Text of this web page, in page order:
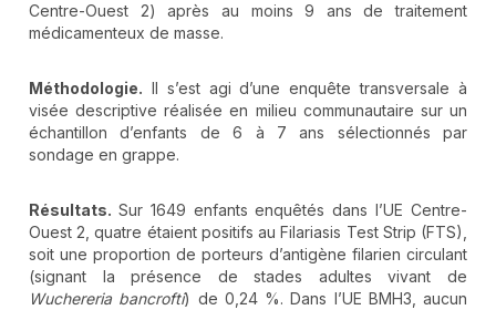
Centre-Ouest 2) après au moins 9 ans de traitement
médicamenteux de masse.
Méthodologie. Il s’est agi d’une enquête transversale à
visée descriptive réalisée en milieu communautaire sur un
échantillon d’enfants de 6 à 7 ans sélectionnés par
sondage en grappe.
Résultats. Sur 1649 enfants enquêtés dans l’UE Centre-
Ouest 2, quatre étaient positifs au Filariasis Test Strip (FTS),
soit une proportion de porteurs d’antigène filarien circulant
(signant la présence de stades adultes vivant de
Wuchereria bancrofti) de 0,24 %. Dans l’UE BMH3, aucun